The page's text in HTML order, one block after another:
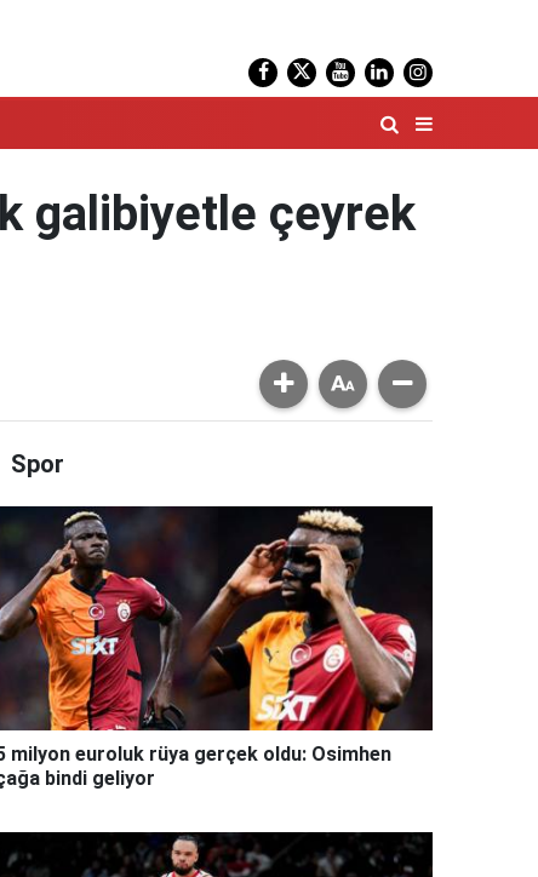
galibiyetle çeyrek
Spor
milyon euroluk rüya gerçek oldu: Osimhen
bindi geliyor